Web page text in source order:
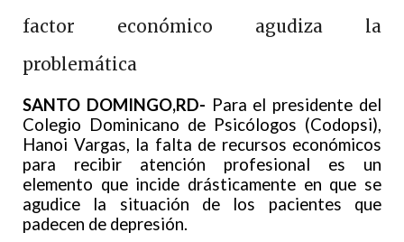
factor económico agudiza la
problemática
SANTO DOMINGO,RD- Para el presidente del
Colegio Dominicano de Psicólogos (Codopsi),
Hanoi Vargas, la falta de recursos económicos
para recibir atención profesional es un
elemento que incide drásticamente en que se
agudice la situación de los pacientes que
padecen de depresión.